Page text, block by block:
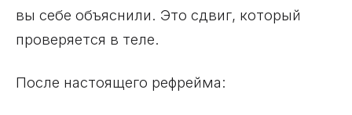
вы себе объяснили. Это сдвиг, который
проверяется в теле.
После настоящего рефрейма: